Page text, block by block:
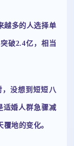
越多的人选择单
破2.4亿，相当
，没想到短短八
适婚人群急骤减
地的变化。